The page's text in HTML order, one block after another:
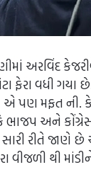
અરવિંદ
ફેરા વધી
પણ મફત ની.
અને કોંગ્રેસ
રીતે જાણે છે
વીજળી થી